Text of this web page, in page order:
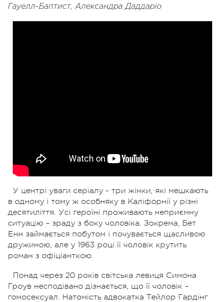
Гауелл-Баптист, Александра Даддаріо
У центрі уваги серіалу - три жінки, які мешкають
в одному і тому ж особняку в Каліфорнії у різні
десятиліття. Усі героїні проживають неприємну
ситуацію – зраду з боку чоловіка. Зокрема, Бет
Енн займається побутом і почувається щасливою
дружиною, але у 1963 році її чоловік крутить
роман з офіціанткою.
Понад через 20 років світська левиця Симона
Гроув несподівано дізнається, що її чоловік –
гомосексуал. Натомість адвокатка Тейлор Гардінг